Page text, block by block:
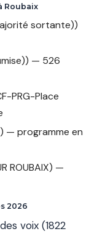
Roubaix
sortante))
— 526
PRG-Place
— programme en
ROUBAIX) —
2026
voix (1822